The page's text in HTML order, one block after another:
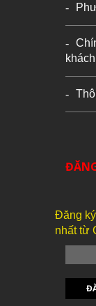
Đăng
nhất từ